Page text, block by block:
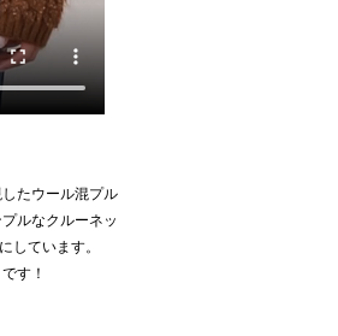
たウール混プル
ルなクルーネッ
しています。
す！